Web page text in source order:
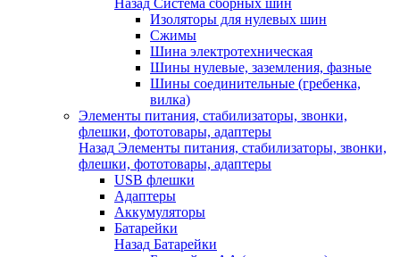
Назад Система сборных шин
Изоляторы для нулевых шин
Сжимы
Шина электротехническая
Шины нулевые, заземления, фазные
Шины соединительные (гребенка,
вилка)
Элементы питания, стабилизаторы, звонки,
флешки, фототовары, адаптеры
Назад Элементы питания, стабилизаторы, звонки,
флешки, фототовары, адаптеры
USB флешки
Адаптеры
Аккумуляторы
Батарейки
Назад Батарейки